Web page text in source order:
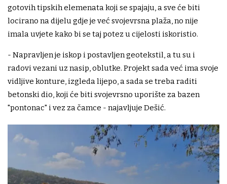
gotovih tipskih elemenata koji se spajaju, a sve će biti
locirano na dijelu gdje je već svojevrsna plaža, no nije
imala uvjete kako bi se taj potez u cijelosti iskoristio.
- Napravljen je iskop i postavljen geotekstil, a tu su i
radovi vezani uz nasip, oblutke. Projekt sada već ima svoje
vidljive konture, izgleda lijepo, a sada se treba raditi
betonski dio, koji će biti svojevrsno uporište za bazen
"pontonac" i vez za čamce - najavljuje Dešić.